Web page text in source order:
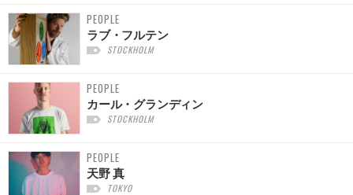
PEOPLE
ラブ・フルテン
STOCKHOLM
PEOPLE
カール・グランディン
STOCKHOLM
PEOPLE
天野 真
TOKYO